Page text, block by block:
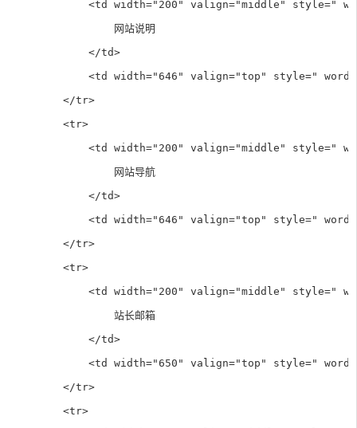
<td width="200" valign="middle" style="
                网站说明
            </td>
<td width="646" valign="top" style="
        </tr>
        <tr>
<td width="200" valign="middle" style="
                网站导航
            </td>
<td width="646" valign="top" style="
        </tr>
        <tr>
<td width="200" valign="middle" style="
                站长邮箱
            </td>
<td width="650" valign="top" style="
        </tr>
        <tr>